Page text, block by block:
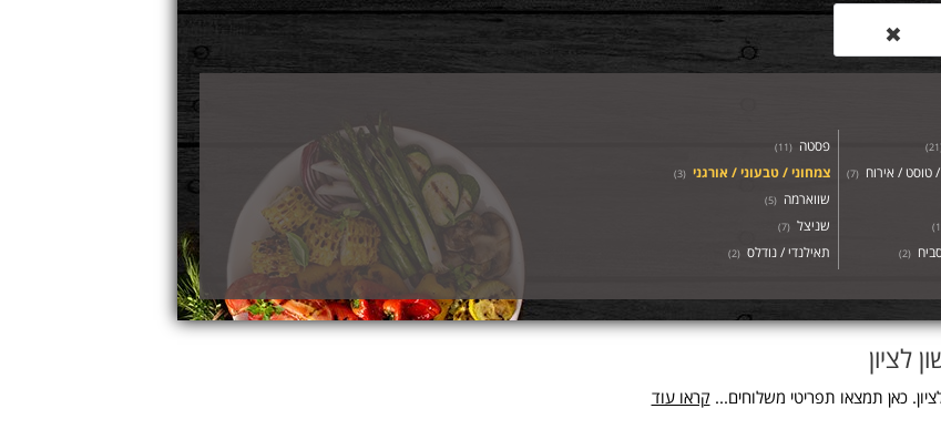
✖
21
)
/ טוסט / אירוח (
7
)
)
(
2
)
פסטה (
11
)
צמחוני / טבעוני / אורגני (
3
)
שווארמה (
5
)
שניצל (
7
)
תאילנדי / נודלס (
2
)
לציון
כאן תמצאו תפריטי משלוחים... קראו עוד